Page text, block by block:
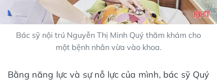
Bác sỹ nội trú Nguyễn Thị Minh Quý thăm khám cho
một bệnh nhân vừa vào khoa.
Bằng năng lực và sự nỗ lực của mình, bác sỹ Quý